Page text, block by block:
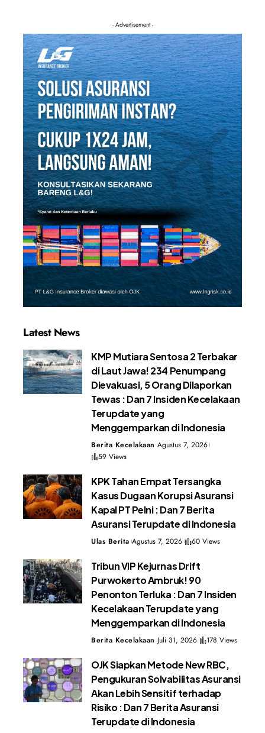
- Advertisement -
Latest News
KMP Mutiara Sentosa 2 Terbakar
di Laut Jawa! 234 Penumpang
Dievakuasi, 5 Orang Dilaporkan
Tewas : Dan 7 Insiden Kecelakaan
Terupdate yang
Menggemparkan di Indonesia
Berita Kecelakaan Agustus 7, 2026
59 Views
KPK Tahan Empat Tersangka
Kasus Dugaan Korupsi Asuransi
Kapal PT Pelni : Dan 7 Berita
Asuransi Terupdate di Indonesia
Ulas Berita Agustus 7, 2026 60 Views
Tribun VIP Kejurnas Drift
Purwokerto Ambruk! 90
Penonton Terluka : Dan 7 Insiden
Kecelakaan Terupdate yang
Menggemparkan di Indonesia
Berita Kecelakaan Juli 31, 2026 178 Views
OJK Siapkan Metode New RBC,
Pengukuran Solvabilitas Asuransi
Akan Lebih Sensitif terhadap
Risiko : Dan 7 Berita Asuransi
Terupdate di Indonesia